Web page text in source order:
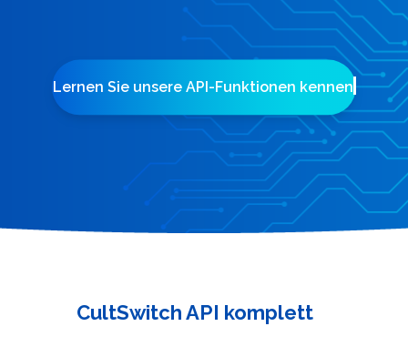
Lernen Sie unsere API-Funktionen kennen
CultSwitch API komplett